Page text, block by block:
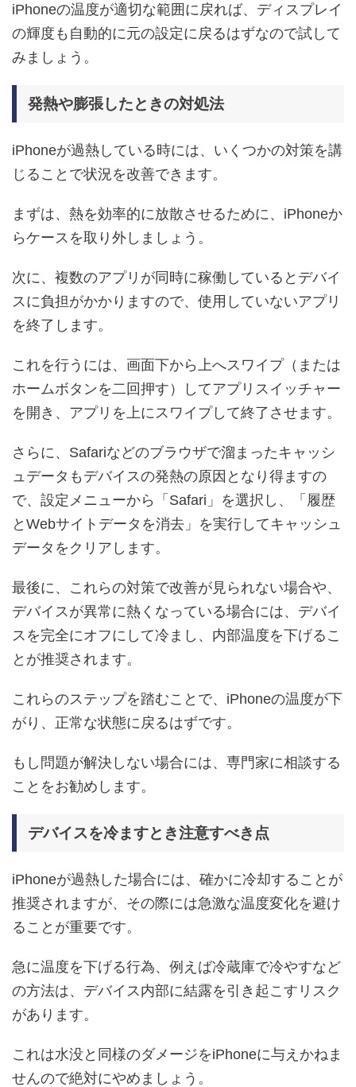
iPhoneの温度が適切な範囲に戻れば、ディスプレイ
の輝度も自動的に元の設定に戻るはずなので試して
みましょう。
発熱や膨張したときの対処法
iPhoneが過熱している時には、いくつかの対策を講
じることで状況を改善できます。
まずは、熱を効率的に放散させるために、iPhoneか
らケースを取り外しましょう。
次に、複数のアプリが同時に稼働しているとデバイ
スに負担がかかりますので、使用していないアプリ
を終了します。
これを行うには、画面下から上へスワイプ（または
ホームボタンを二回押す）してアプリスイッチャー
を開き、アプリを上にスワイプして終了させます。
さらに、Safariなどのブラウザで溜まったキャッシ
ュデータもデバイスの発熱の原因となり得ますの
で、設定メニューから「Safari」を選択し、「履歴
とWebサイトデータを消去」を実行してキャッシュ
データをクリアします。
最後に、これらの対策で改善が見られない場合や、
デバイスが異常に熱くなっている場合には、デバイ
スを完全にオフにして冷まし、内部温度を下げるこ
とが推奨されます。
これらのステップを踏むことで、iPhoneの温度が下
がり、正常な状態に戻るはずです。
もし問題が解決しない場合には、専門家に相談する
ことをお勧めします。
デバイスを冷ますとき注意すべき点
iPhoneが過熱した場合には、確かに冷却することが
推奨されますが、その際には急激な温度変化を避け
ることが重要です。
急に温度を下げる行為、例えば冷蔵庫で冷やすなど
の方法は、デバイス内部に結露を引き起こすリスク
があります。
これは水没と同様のダメージをiPhoneに与えかねま
せんので絶対にやめましょう。